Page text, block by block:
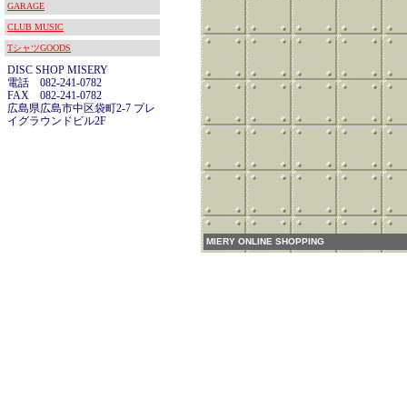
GARAGE
CLUB MUSIC
TシャツGOODS
DISC SHOP MISERY
電話 082-241-0782
FAX 082-241-0782
広島県広島市中区袋町2-7 プレ
イグラウンドビル2F
MIERY ONLINE SHOPPING